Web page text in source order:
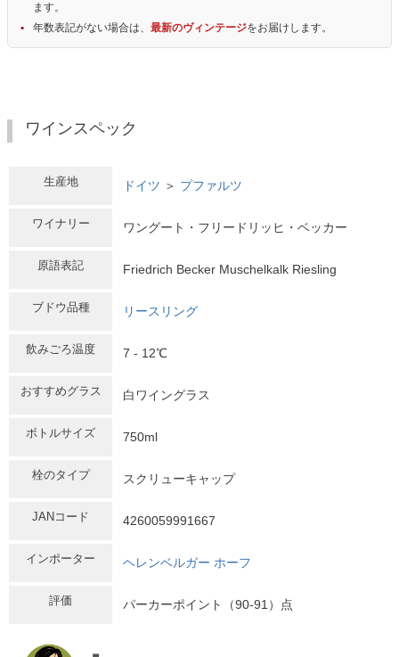
ます。
年数表記がない場合は、 最新のヴィンテージをお届けします。
ワインスペック
生産地 ドイツ ＞ プファルツ
ワイナリー ワングート・フリードリッヒ・ベッカー
原語表記 Friedrich Becker Muschelkalk Riesling
ブドウ品種 リースリング
飲みごろ温度 7 - 12℃
おすすめグラス 白ワイングラス
ボトルサイズ 750ml
栓のタイプ スクリューキャップ
JANコード 4260059991667
インポーター ヘレンベルガー ホーフ
評価 パーカーポイント（90-91）点